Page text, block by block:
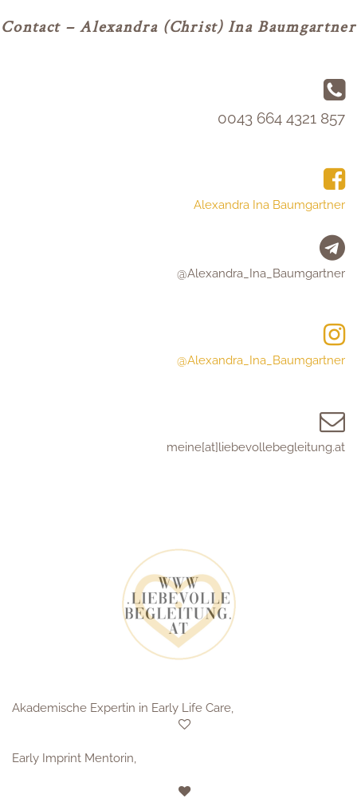
Contact – Alexandra (Christ) Ina Baumgartner
0043 664 4321 857
Alexandra Ina Baumgartner
@Alexandra_Ina_Baumgartner
@Alexandra_Ina_Baumgartner
meine[at]liebevollebegleitung.at
Akademische Expertin in Early Life Care,
Early Imprint Mentorin,